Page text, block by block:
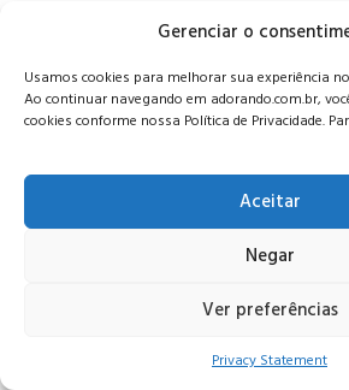
Gerenciar o
Usamos cookies para melhorar sua experiência
Ao continuar navegando em adorando.com.br,
cookies conforme nossa Política de Privacidade.
Aceitar
Negar
Ver preferências
Privacy Statement
© Editora Adorando 2026. Todos os
Consulte nossapolítica de